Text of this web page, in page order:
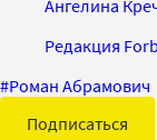
Ангелина
Редакция
#Роман Абрамович
Подписаться